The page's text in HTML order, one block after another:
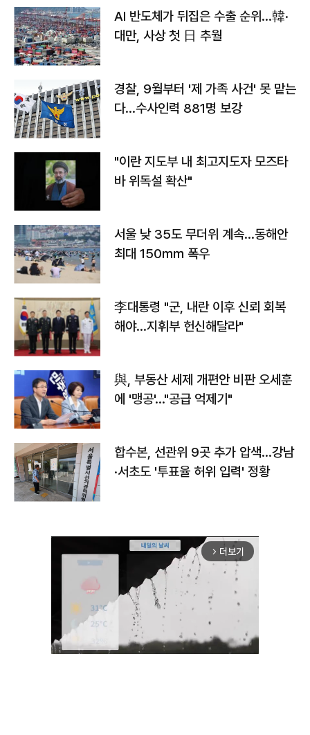
AI 반도체가 뒤집은 수출 순위…韓·
대만, 사상 첫 日 추월
경찰, 9월부터 '제 가족 사건' 못 맡는
다…수사인력 881명 보강
"이란 지도부 내 최고지도자 모즈타
바 위독설 확산"
서울 낮 35도 무더위 계속…동해안
최대 150㎜ 폭우
李대통령 "군, 내란 이후 신뢰 회복
해야…지휘부 헌신해달라"
與, 부동산 세제 개편안 비판 오세훈
에 '맹공'…"공급 억제기"
합수본, 선관위 9곳 추가 압색…강남
·서초도 '투표율 허위 입력' 정황
arrow_forward_ios 더보기